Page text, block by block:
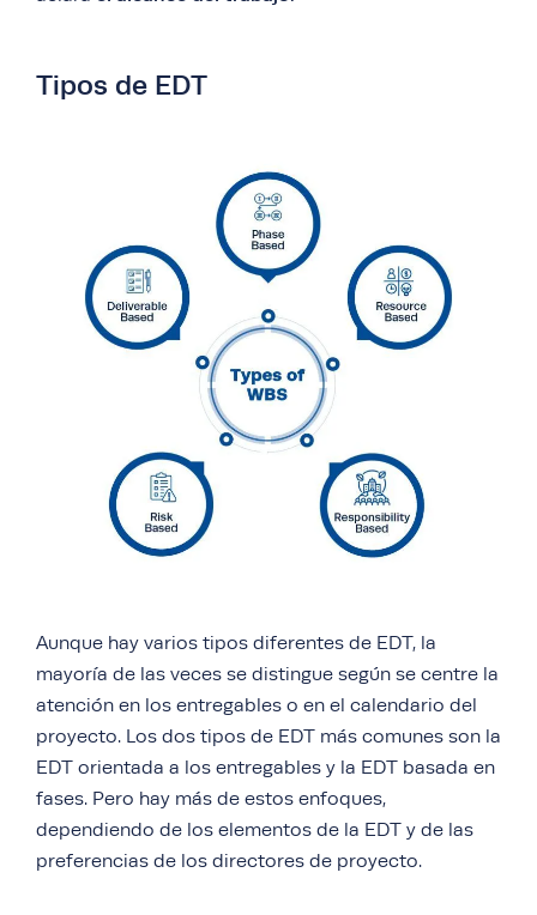
Tipos de EDT
Aunque hay varios tipos diferentes de EDT, la
mayoría de las veces se distingue según se centre la
atención en los entregables o en el calendario del
proyecto. Los dos tipos de EDT más comunes son la
EDT orientada a los entregables y la EDT basada en
fases. Pero hay más de estos enfoques,
dependiendo de los elementos de la EDT y de las
preferencias de los directores de proyecto.